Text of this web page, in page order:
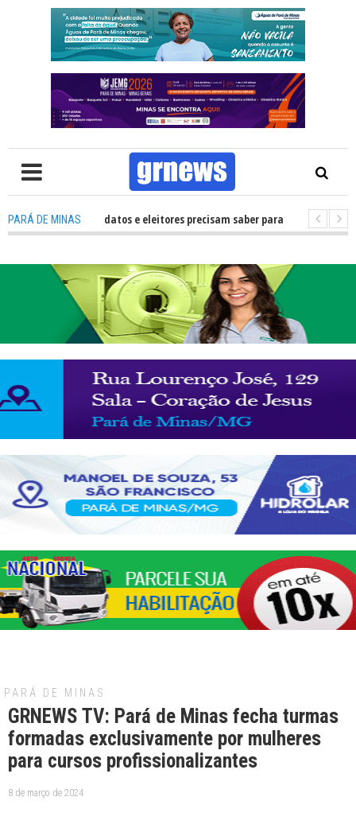
PARÁ DE MINAS
TV: O que candidatos e eleitores precisam saber para não ter problemas
PARÁ DE MINAS
GRNEWS TV: Pará de Minas fecha turmas
formadas exclusivamente por mulheres
para cursos profissionalizantes
8 de março de 2024